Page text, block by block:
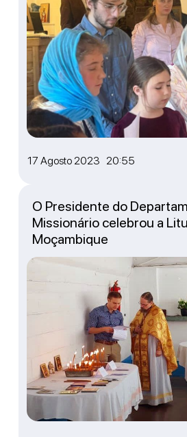
17 Agosto 2023 20:55
O Presidente do
Missionário celebrou a
Moçambique